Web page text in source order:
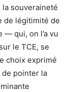
souveraineté
de légitimité de
— qui, on l’a vu
le TCE, se
choix exprimé
de pointer la